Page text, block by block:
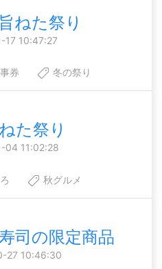
ねた祭り
17 10:47:27
券 冬の祭り
た祭り
04 11:02:28
秋グルメ
司の限定商品
27 10:46:30